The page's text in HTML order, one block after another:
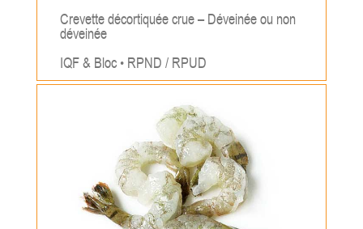
Crevette décortiquée crue – Déveinée ou non
déveinée
IQF & Bloc • RPND / RPUD
;